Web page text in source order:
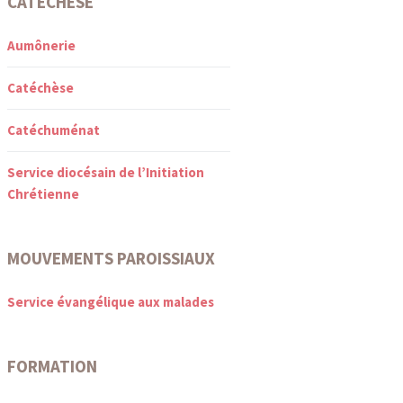
Aumônerie
Catéchèse
Catéchuménat
Service diocésain de l’Initiation
Chrétienne
MOUVEMENTS PAROISSIAUX
Service évangélique aux malades
FORMATION